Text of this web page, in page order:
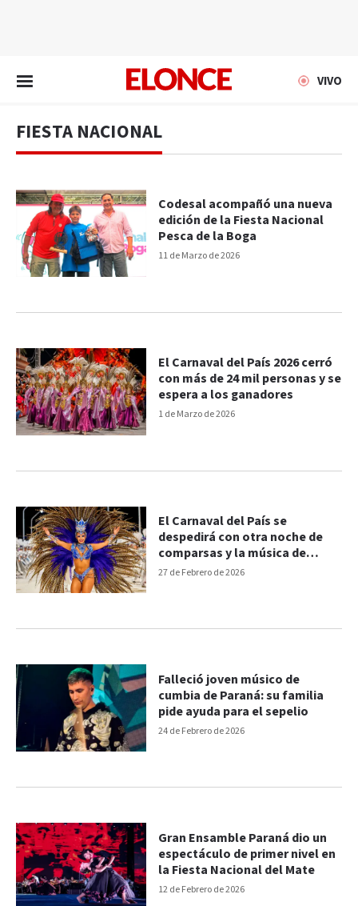
VIVO
FIESTA NACIONAL
11 de Marzo de 2026
Codesal acompañó una nueva
edición de la Fiesta Nacional
Pesca de la Boga
1 de Marzo de 2026
El Carnaval del País 2026 cerró
con más de 24 mil personas y se
espera a los ganadores
27 de Febrero de 2026
El Carnaval del País se
despedirá con otra noche de
comparsas y la música de
Julián Serrano
24 de Febrero de 2026
Falleció joven músico de
cumbia de Paraná: su familia
pide ayuda para el sepelio
12 de Febrero de 2026
Gran Ensamble Paraná dio un
espectáculo de primer nivel en
la Fiesta Nacional del Mate